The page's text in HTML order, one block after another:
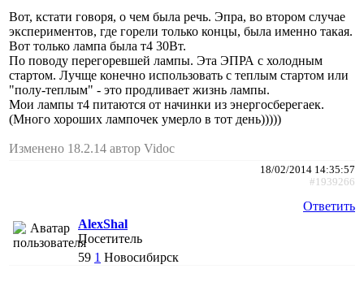
Вот, кстати говоря, о чем была речь. Эпра, во втором случае
экспериментов, где горели только концы, была именно такая.
Вот только лампа была т4 30Вт.
По поводу перегоревшей лампы. Эта ЭПРА с холодным
стартом. Лучще конечно использовать с теплым стартом или
"полу-теплым" - это продливает жизнь лампы.
Мои лампы т4 питаются от начинки из энергосберегаек.
(Много хороших лампочек умерло в тот день)))))
Изменено 18.2.14 автор Vidoc
18/02/2014 14:35:57
#1939266
Ответить
AlexShal
Посетитель
59 1 Новосибирск